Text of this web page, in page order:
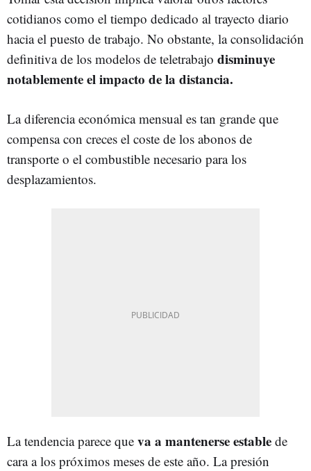
cotidianos como el tiempo dedicado al trayecto diario
hacia el puesto de trabajo. No obstante, la consolidación
definitiva de los modelos de teletrabajo disminuye
notablemente el impacto de la distancia.
La diferencia económica mensual es tan grande que
compensa con creces el coste de los abonos de
transporte o el combustible necesario para los
desplazamientos.
La tendencia parece que va a mantenerse estable de
cara a los próximos meses de este año. La presión